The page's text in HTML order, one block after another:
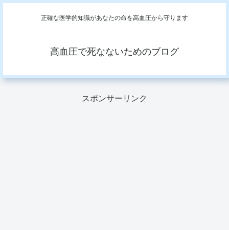
正確な医学的知識があなたの命を高血圧から守ります
高血圧で死なないためのブログ
スポンサーリンク